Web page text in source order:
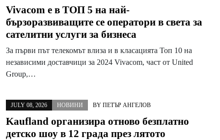
Vivacom е в ТОП 5 на най-
бързоразвиващите се оператори в света за
сателитни услуги за бизнеса
За първи път телекомът влиза и в класацията Топ 10 на
независими доставчици за 2024 Vivacom, част от United
Group,…
JULY 08, 2026 НОВИНИ BY ПЕТЪР АНГЕЛОВ
Kaufland организира отново безплатно
детско шоу в 12 града през лятото